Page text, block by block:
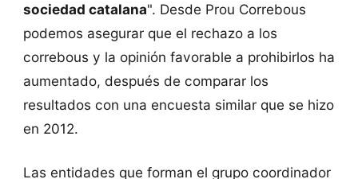
sociedad catalana". Desde Prou Correbous
podemos asegurar que el rechazo a los
correbous y la opinión favorable a prohibirlos ha
aumentado, después de comparar los
resultados con una encuesta similar que se hizo
en 2012.
Las entidades que forman el grupo coordinador